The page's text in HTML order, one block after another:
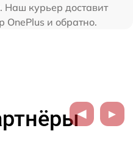
Наш курьер доставит
OnePlus и обратно.